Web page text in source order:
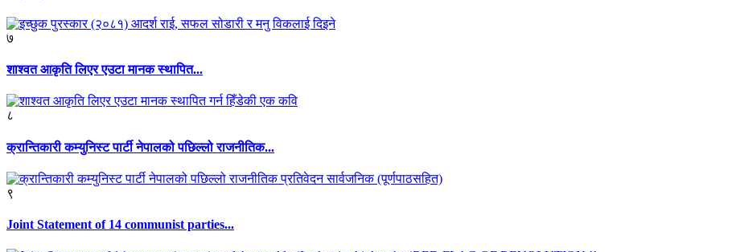
७
शाश्वत आकृति लिएर एउटा मानक स्थापित...
८
क्रान्तिकारी कम्युनिस्ट पार्टी नेपालको पछिल्लो राजनीतिक...
९
Joint Statement of 14 communist parties...